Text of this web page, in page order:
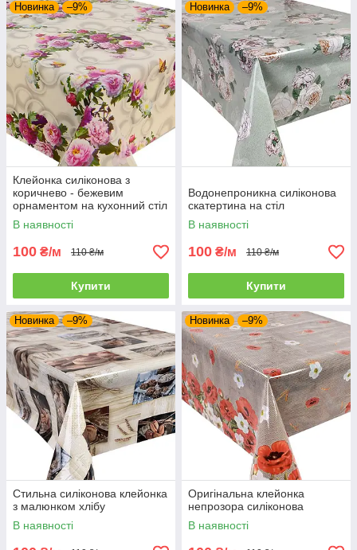
Новинка –9%
Клейонка силіконова з
коричнево - бежевим
орнаментом на кухонний стіл
В наявності
100 ₴/м 110 ₴/м
Купити
Новинка –9%
Водонепроникна силіконова
скатертина на стіл
В наявності
100 ₴/м 110 ₴/м
Купити
Новинка –9%
Стильна силіконова клейонка
з малюнком хлібу
В наявності
Новинка –9%
Оригінальна клейонка
непрозора силіконова
В наявності